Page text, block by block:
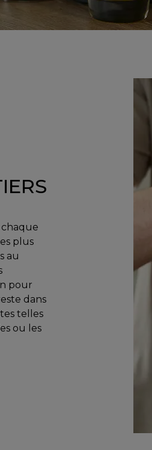
plus
au
pour
dans
telles
ou les